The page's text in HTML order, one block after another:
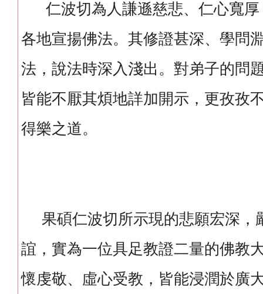
仁波切為人謙遜慈悲、仁心寬厚
各地宣揚佛法。其修證甚深、學問
法，說法時深入淺出。對弟子的問
皆能不厭其煩地詳加開示，更孜孜
得樂之道。
果碩仁波切所示現的悲願宏深，
誼，實為一位具足教證二量的佛教
懷虔敬、虛心受教，皆能浸潤於廣